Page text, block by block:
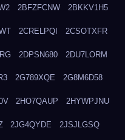
2BFZFCNW 2BKKV1H5
2CRELPQI 2CSOTXFR
2DPSN680 2DU7LORM
2G789XQE 2G8M6D58
2HO7QAUP 2HYWPJNU
2JG4QYDE 2JSJLGSQ